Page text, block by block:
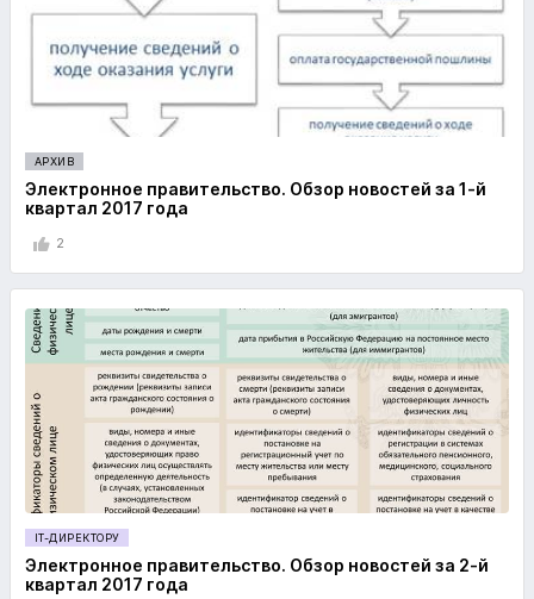
АРХИВ
Электронное правительство. Обзор новостей за 1-й
квартал 2017 года
2
IT-ДИРЕКТОРУ
Электронное правительство. Обзор новостей за 2-й
квартал 2017 года